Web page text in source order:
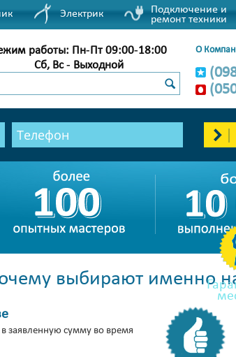
Электрик Подключение и
ремонт техники
работы: Пн-Пт 09:00-18:00
Сб, Вс - Выходной
О
выбирают именно
заявленную сумму во время